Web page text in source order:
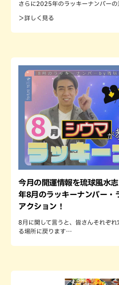
さらに2025年のラッキーナンバーの
＞詳しく見る
今月の開運情報を琉球風水
年8月のラッキーナンバー・
アクション！
8月に関して言うと、皆さんそれぞ
る場所に戻ります…